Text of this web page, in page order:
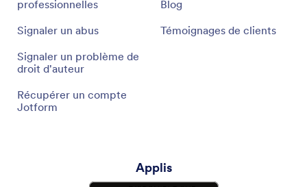
professionnelles
Signaler un abus
Signaler un problème de
droit d'auteur
Récupérer un compte
Jotform
Blog
Témoignages de clients
Applis